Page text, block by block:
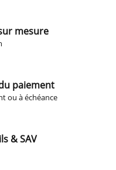
mesure
paiement
ou à échéance
& SAV